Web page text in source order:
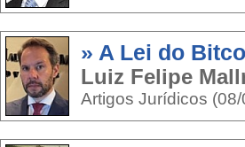
» A Lei do
Luiz Felipe
Artigos Jurídicos